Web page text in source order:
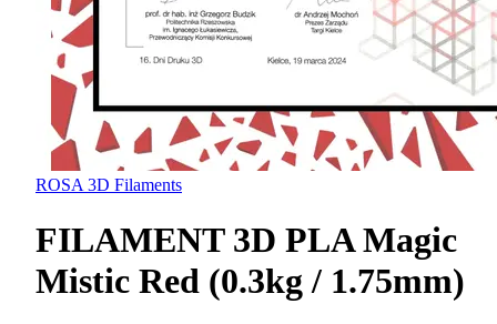
ROSA 3D Filaments
FILAMENT 3D PLA Magic
Mistic Red (0.3kg / 1.75mm)